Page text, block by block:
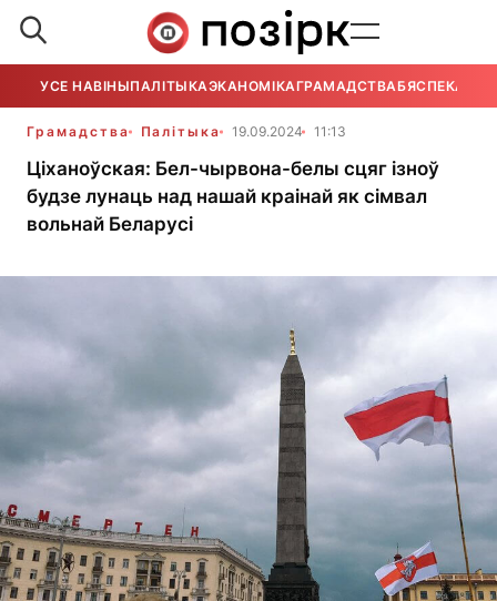
УСЕ НАВІНЫПАЛІТЫКАЭКАНОМІКАГРАМАДСТВАБЯСПЕКА
Грамадства Палітыка 19.09.2024 11:13
Ціханоўская: Бел-чырвона-белы сцяг ізноў
будзе лунаць над нашай краінай як сімвал
вольнай Беларусі